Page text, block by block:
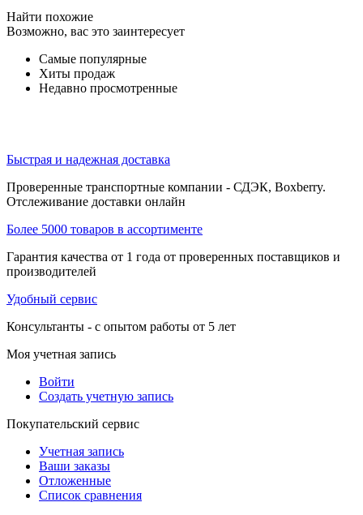
Найти похожие
Возможно, вас это заинтересует
Самые популярные
Хиты продаж
Недавно просмотренные
Быстрая и надежная доставка
Проверенные транспортные компании - СДЭК, Boxberry.
Отслеживание доставки онлайн
Более 5000 товаров в ассортименте
Гарантия качества от 1 года от проверенных поставщиков и
производителей
Удобный сервис
Консультанты - с опытом работы от 5 лет
Моя учетная запись
Войти
Создать учетную запись
Покупательский сервис
Учетная запись
Ваши заказы
Отложенные
Список сравнения